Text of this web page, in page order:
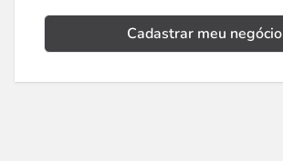
Cadastrar meu negócio